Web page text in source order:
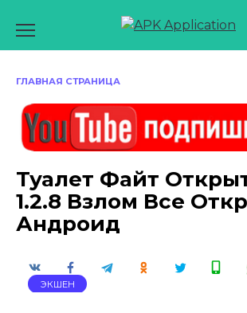
содержанию
ГЛАВНАЯ СТРАНИЦА
Туалет Файт
1.2.8 Взлом Все
Андроид
ЭКШЕН